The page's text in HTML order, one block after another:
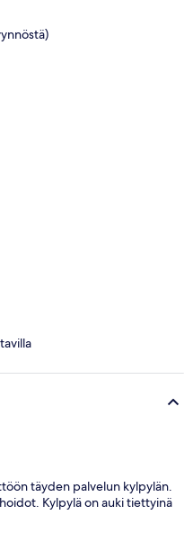
täyden palvelun kylpylän.
Kylpylä on auki tiettyinä